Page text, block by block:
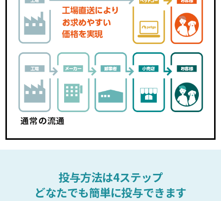
投与方法は4ステップ
どなたでも簡単に投与できます